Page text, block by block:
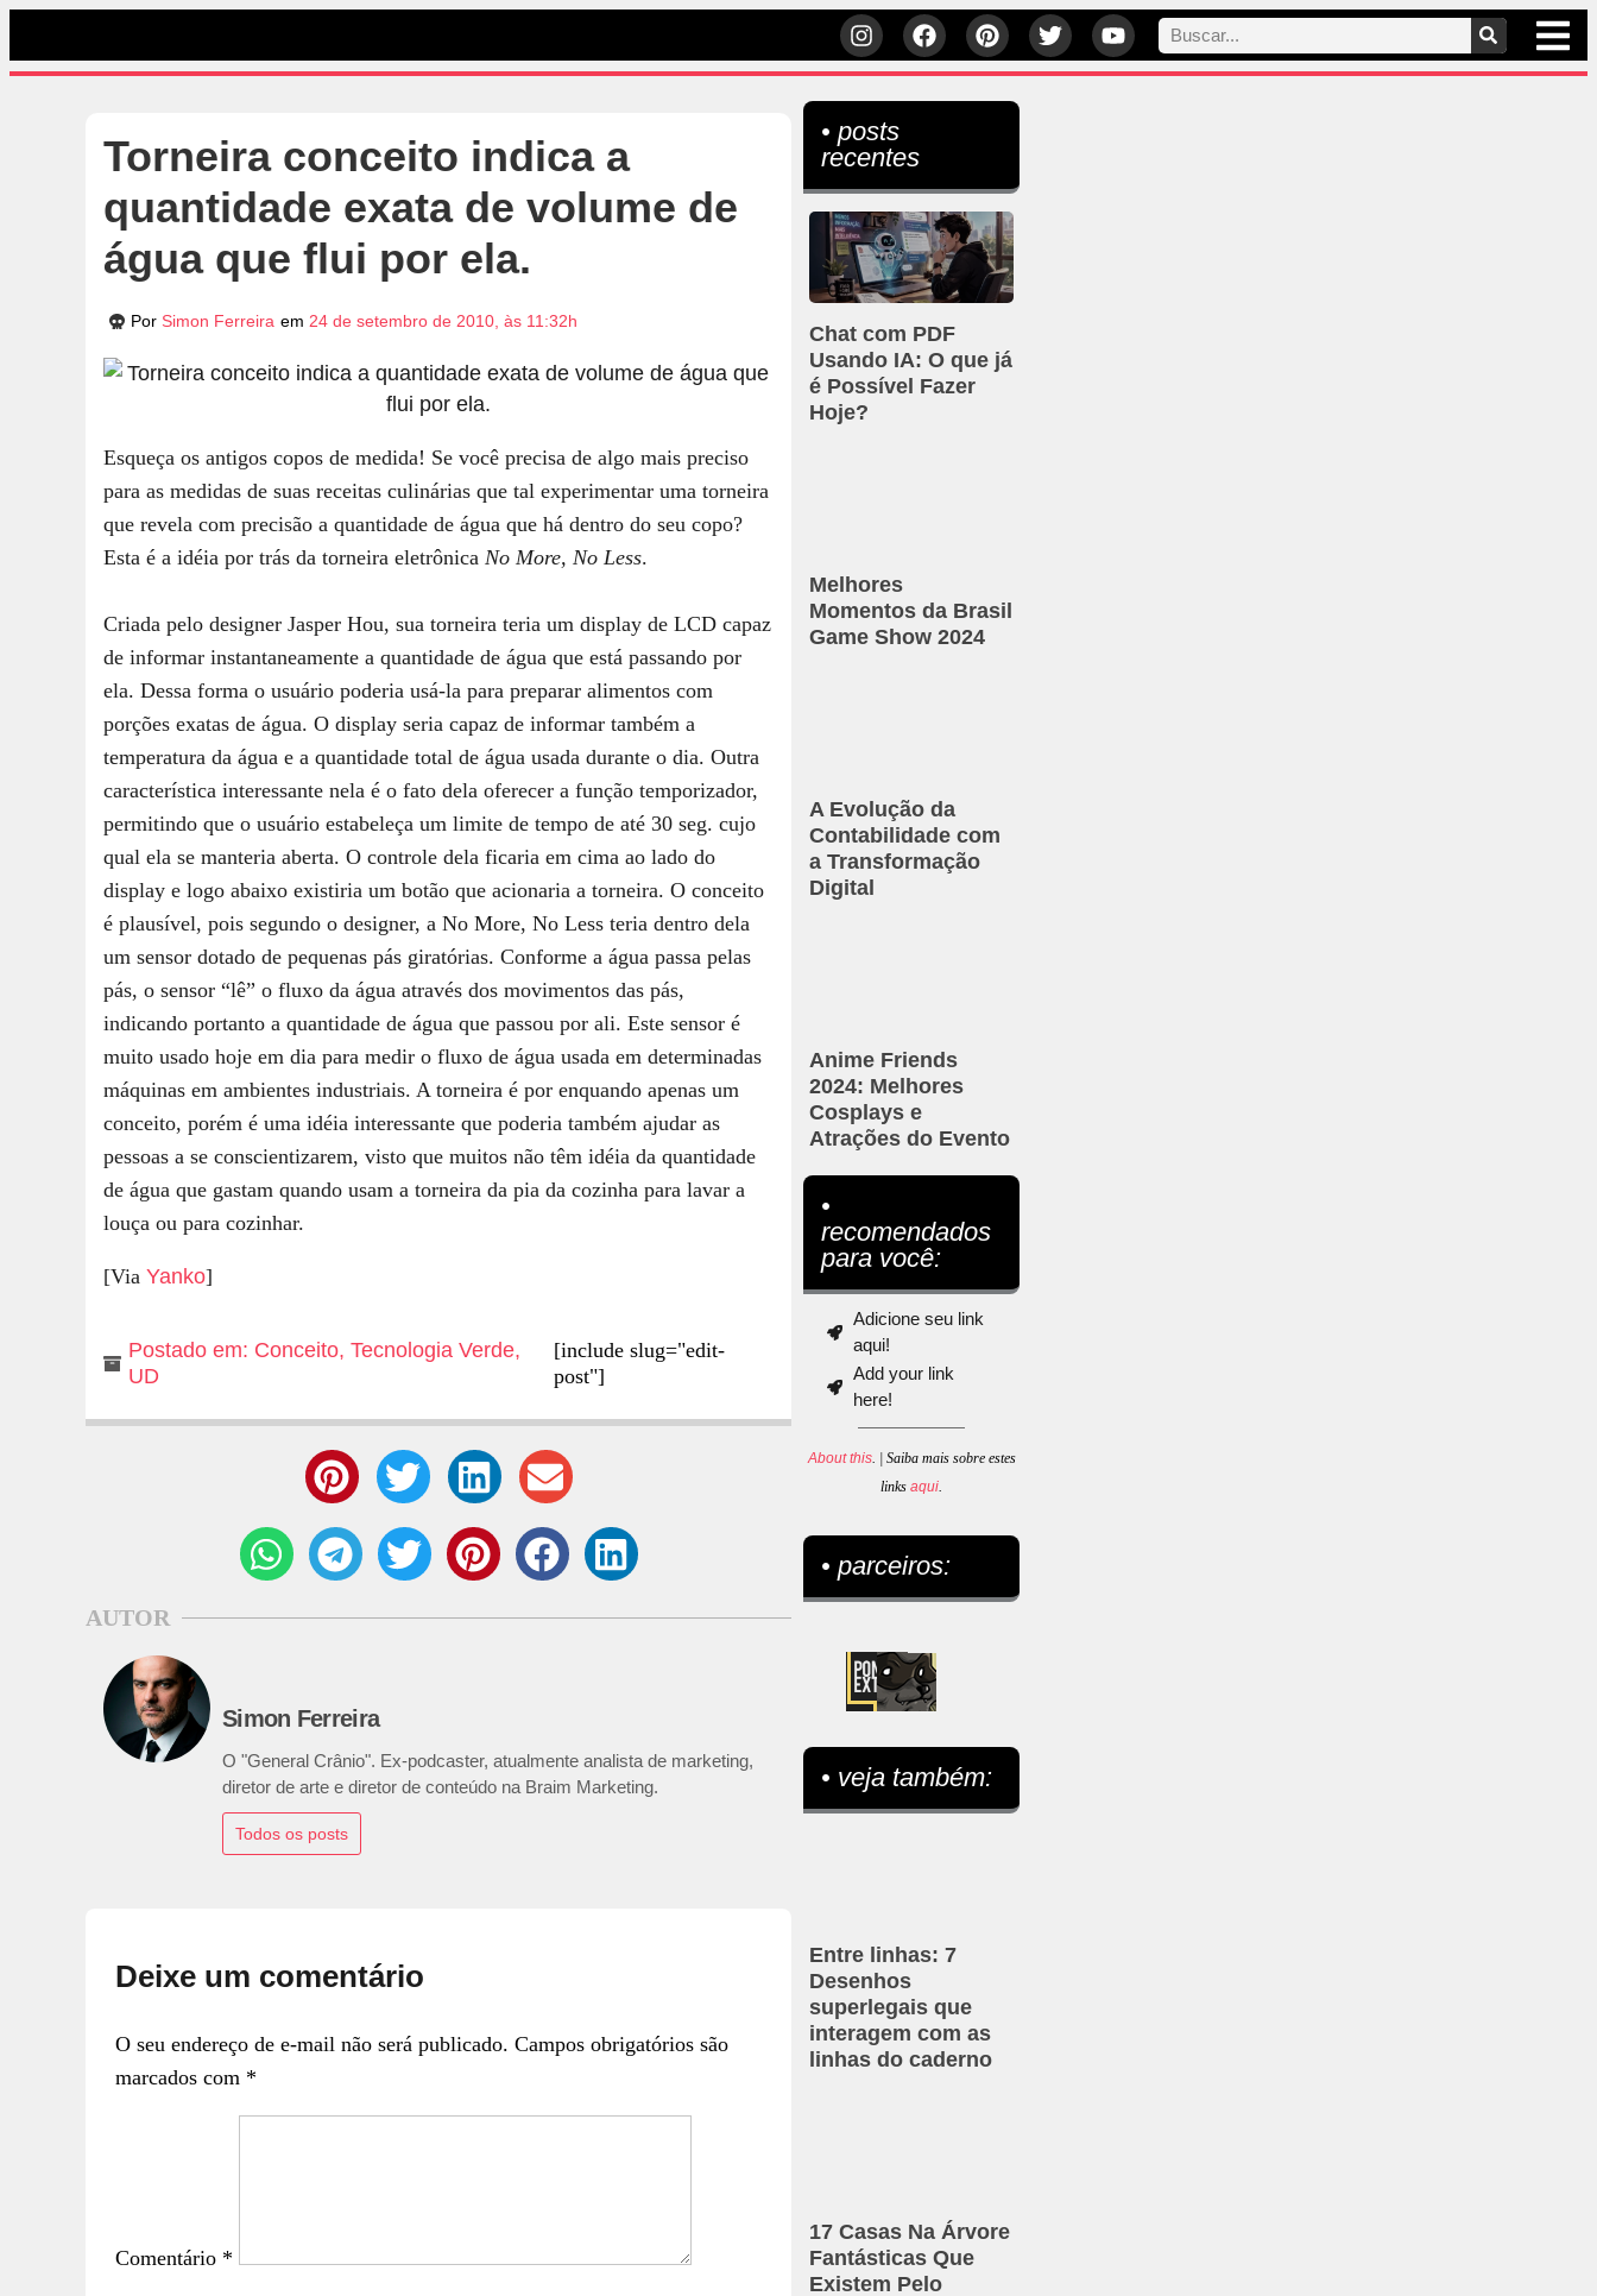
Torneira conceito indica a
quantidade exata de volume de
água que flui por ela.
Por Simon Ferreira em 24 de setembro de 2010, às 11:32h
Esqueça os antigos copos de medida! Se você precisa de algo mais preciso
para as medidas de suas receitas culinárias que tal experimentar uma torneira
que revela com precisão a quantidade de água que há dentro do seu copo?
Esta é a idéia por trás da torneira eletrônica No More, No Less.
Criada pelo designer Jasper Hou, sua torneira teria um display de LCD capaz
de informar instantaneamente a quantidade de água que está passando por
ela. Dessa forma o usuário poderia usá-la para preparar alimentos com
porções exatas de água. O display seria capaz de informar também a
temperatura da água e a quantidade total de água usada durante o dia. Outra
característica interessante nela é o fato dela oferecer a função temporizador,
permitindo que o usuário estabeleça um limite de tempo de até 30 seg. cujo
qual ela se manteria aberta. O controle dela ficaria em cima ao lado do
display e logo abaixo existiria um botão que acionaria a torneira. O conceito
é plausível, pois segundo o designer, a No More, No Less teria dentro dela
um sensor dotado de pequenas pás giratórias. Conforme a água passa pelas
pás, o sensor “lê” o fluxo da água através dos movimentos das pás,
indicando portanto a quantidade de água que passou por ali. Este sensor é
muito usado hoje em dia para medir o fluxo de água usada em determinadas
máquinas em ambientes industriais. A torneira é por enquando apenas um
conceito, porém é uma idéia interessante que poderia também ajudar as
pessoas a se conscientizarem, visto que muitos não têm idéia da quantidade
de água que gastam quando usam a torneira da pia da cozinha para lavar a
louça ou para cozinhar.
[Via Yanko]
Postado em: Conceito, Tecnologia Verde,
UD
[include slug="edit-
post"]
AUTOR
Simon Ferreira
O "General Crânio". Ex-podcaster, atualmente analista de marketing,
diretor de arte e diretor de conteúdo na Braim Marketing.
Todos os posts
Deixe um comentário
O seu endereço de e-mail não será publicado. Campos obrigatórios são
marcados com *
Comentário *
• posts
recentes
Chat com PDF
Usando IA: O que já
é Possível Fazer
Hoje?
Melhores
Momentos da Brasil
Game Show 2024
A Evolução da
Contabilidade com
a Transformação
Digital
Anime Friends
2024: Melhores
Cosplays e
Atrações do Evento
•
recomendados
para você:
Adicione seu link
aqui!
Add your link
here!
About this. | Saiba mais sobre estes
links aqui.
• parceiros:
• veja também:
Entre linhas: 7
Desenhos
superlegais que
interagem com as
linhas do caderno
17 Casas Na Árvore
Fantásticas Que
Existem Pelo